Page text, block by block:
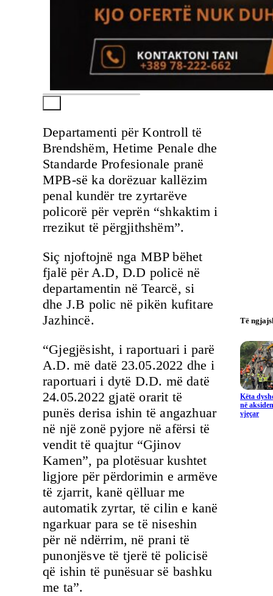
Departamenti për Kontroll të
Brendshëm, Hetime Penale dhe
Standarde Profesionale pranë
MPB-së ka dorëzuar kallëzim
penal kundër tre zyrtarëve
policorë për veprën “shkaktim i
rrezikut të përgjithshëm”.
Siç njoftojnë nga MBP bëhet
fjalë për A.D, D.D policë në
departamentin në Tearcë, si
dhe J.B polic në pikën kufitare
Jazhincë.
“Gjegjësisht, i raportuari i parë
A.D. më datë 23.05.2022 dhe i
raportuari i dytë D.D. më datë
24.05.2022 gjatë orarit të
punës derisa ishin të angazhuar
në një zonë pyjore në afërsi të
vendit të quajtur “Gjinov
Kamen”, pa plotësuar kushtet
ligjore për përdorimin e armëve
të zjarrit, kanë qëlluar me
automatik zyrtar, të cilin e kanë
ngarkuar para se të niseshin
për në ndërrim, në prani të
punonjësve të tjerë të policisë
që ishin të punësuar së bashku
me ta”.
Të
Këta
në
vjeçar